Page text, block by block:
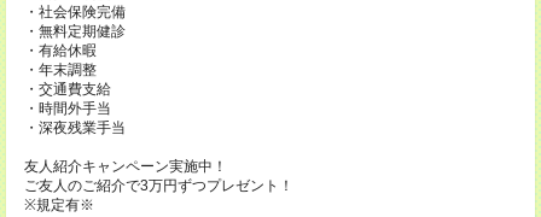
・社会保険完備
・無料定期健診
・有給休暇
・年末調整
・交通費支給
・時間外手当
・深夜残業手当
友人紹介キャンペーン実施中！
ご友人のご紹介で3万円ずつプレゼント！
※規定有※